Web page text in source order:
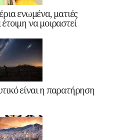
ενωμένα, ματιές
να μοιραστεί
είναι η παρατήρηση